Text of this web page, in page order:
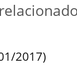
2017)